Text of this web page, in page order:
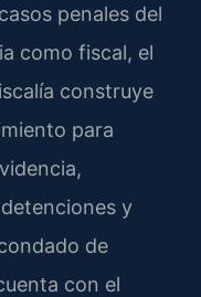
penales del
como fiscal, el
construye
para
y
de
con el